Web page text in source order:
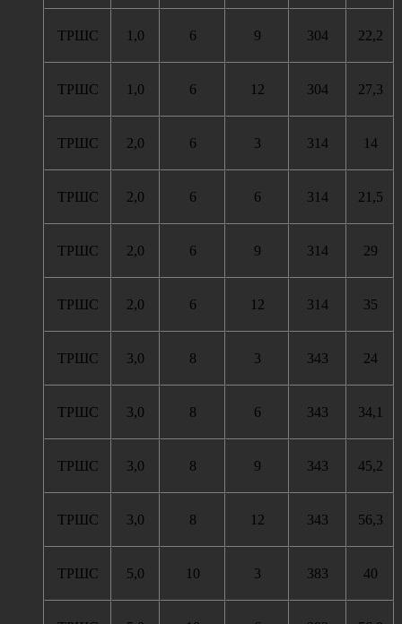
ТРШС 1,0 6 9 304 22,2
ТРШС 1,0 6 12 304 27,3
ТРШС 2,0 6 3 314 14
ТРШС 2,0 6 6 314 21,5
ТРШС 2,0 6 9 314 29
ТРШС 2,0 6 12 314 35
ТРШС 3,0 8 3 343 24
ТРШС 3,0 8 6 343 34,1
ТРШС 3,0 8 9 343 45,2
ТРШС 3,0 8 12 343 56,3
ТРШС 5,0 10 3 383 40